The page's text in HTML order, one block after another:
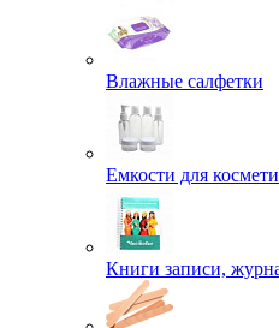
Влажные салфетки
Емкости для
Книги записи,